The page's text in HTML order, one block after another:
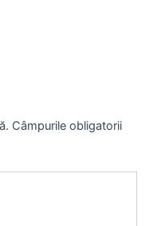
Câmpurile obligatorii